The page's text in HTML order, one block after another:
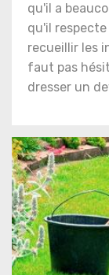
qu'il a
qu'il
recueillir les
faut pas
dresser un